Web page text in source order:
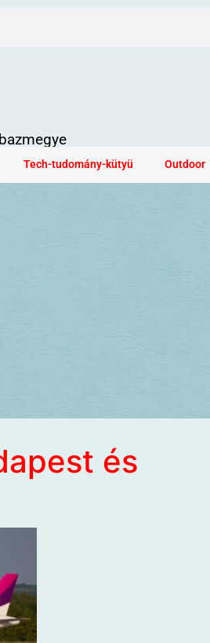
Tech-tudomány-kütyü Outdoor
és